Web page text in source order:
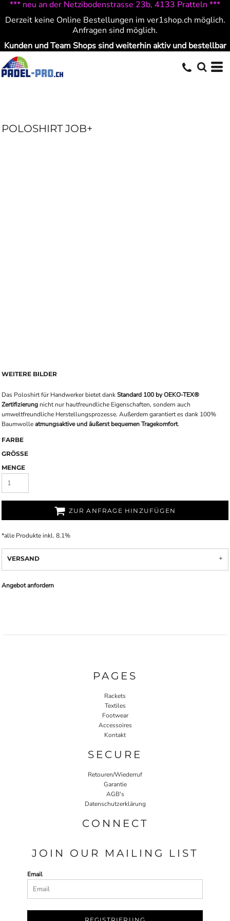
*** neu an der Netzibodenstrasse 23b, 4133 Pratteln ***
Derzeit keine Online Bestellungen im ver1shop.ch möglich.
Anfragen sind möglich.
Kunden und Team Shops sind weiterhin aktiv und bestellbar
POLOSHIRT JOB+
WEITERE BILDER
Das Poloshirt für Handwerker bietet dankStandard 100 by OEKO-TEX®
Zertifizierung nicht nur hautfreundliche Eigenschaften, sondern auch
umweltfreundliche Herstellungsprozesse. Außerdem garantiert es dank 100%
Baumwolleatmungsaktive und äußerst bequemen Tragekomfort.
FARBE
GRÖSSE
MENGE
ZUR ANFRAGE HINZUFÜGEN
*alle Produkte inkl. 8.1%
VERSAND
Angebot anfordern
PAGES
Rackets
Textiles
Footwear
Accessoires
Kontakt
SECURE
Retouren/Wiederruf
Garantie
AGB's
Datenschutzerklärung
CONNECT
JOIN OUR MAILING LIST
Email